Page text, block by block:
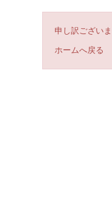
申し訳ござい
ホームへ戻る